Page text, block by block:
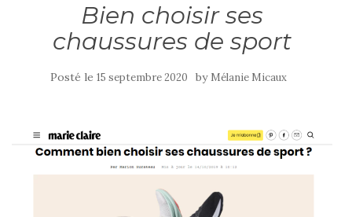
Bien choisir ses
chaussures de sport
Posté le 15 septembre 2020 by Mélanie Micaux